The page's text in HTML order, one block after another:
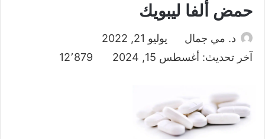
حمض ألفا ليبويك
د. مي جمال
يوليو 21, 2022
آخر تحديث: أغسطس 15, 2024
12٬879